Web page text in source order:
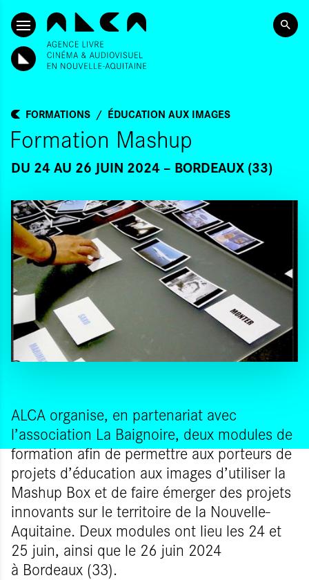
ALLER AU CONTENU PRINCIPAL
FORMATIONS ÉDUCATION AUX IMAGES
Formation Mashup
DU 24AU 26 JUIN 2024 BORDEAUX (33)
ALCA organise, en partenariat avec
l’association La Baignoire, deux modules de
formation afin de permettre aux porteurs de
projets d’éducation aux images d’utiliser la
Mashup Box et de faire émerger des projets
innovants sur le territoire de la Nouvelle-
Aquitaine. Deux modules ont lieu les 24 et
25 juin, ainsi que le 26 juin 2024
à Bordeaux (33).